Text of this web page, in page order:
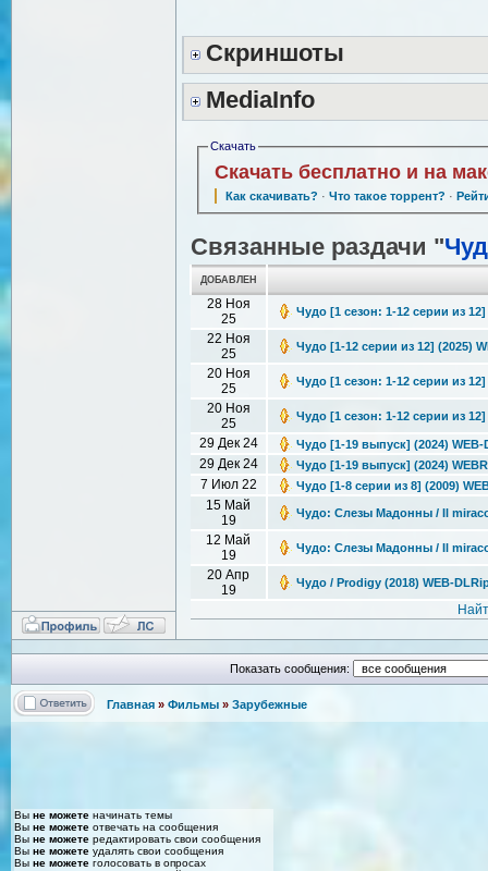
Скриншоты
MediaInfo
Скачать
Скачать бесплатно и на
Как скачивать? · Что такое торрент? ·
Связанные раздачи "
ДОБАВЛЕН
28 Ноя
25
Чудо [1 сезон: 1-12 серии из
22 Ноя
25
Чудо [1-12 серии из 12] (2025)
20 Ноя
25
Чудо [1 сезон: 1-12 серии из
20 Ноя
25
Чудо [1 сезон: 1-12 серии из
29 Дек 24 Чудо [1-19 выпуск] (2024) WEB-
29 Дек 24 Чудо [1-19 выпуск] (2024)
7 Июл 22 Чудо [1-8 серии из 8] (2009)
15 Май
19
Чудо: Слезы Мадонны / Il
12 Май
19
Чудо: Слезы Мадонны / Il
20 Апр
19
Чудо / Prodigy (2018) WEB-
Показать сообщения:
Главная » Фильмы » Зарубежные
Вы не можете начинать темы
Вы не можете отвечать на сообщения
Вы не можете редактировать свои сообщения
Вы не можете удалять свои сообщения
Вы не можете голосовать в опросах